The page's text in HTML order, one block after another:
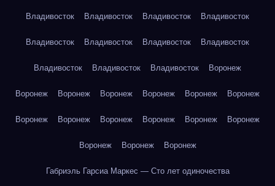
Владивосток Владивосток Владивосток Владивосток
Владивосток Владивосток Владивосток Владивосток
Владивосток Владивосток Владивосток Воронеж
Воронеж Воронеж Воронеж Воронеж Воронеж Воронеж
Воронеж Воронеж Воронеж Воронеж Воронеж Воронеж
Воронеж Воронеж Воронеж
Габриэль Гарсиа Маркес — Сто лет одиночества